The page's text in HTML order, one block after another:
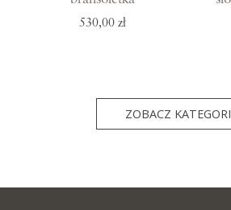
530,00 zł
ZOBACZ